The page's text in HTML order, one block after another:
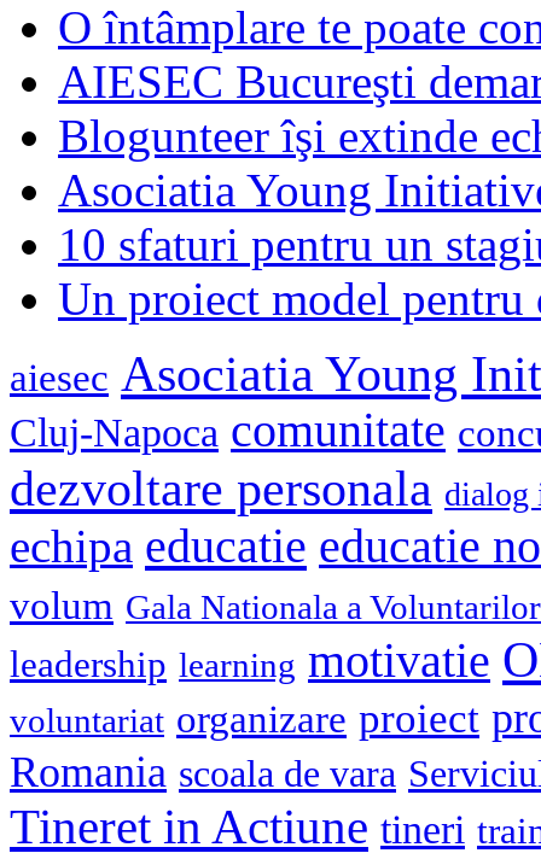
O întâmplare te poate
AIESEC Bucureşti
Blogunteer îşi extinde
Asociatia Young
10 sfaturi pentru un
Un proiect model
aiesec Asociatia Young
Cluj-Napoca comunitate
dezvoltare personala dialog
echipa educatie educatie
volum Gala Nationala a Voluntarilor
leadership learning motivatie
voluntariat organizare proiect
Romania scoala de vara
Tineret in Actiune tineri